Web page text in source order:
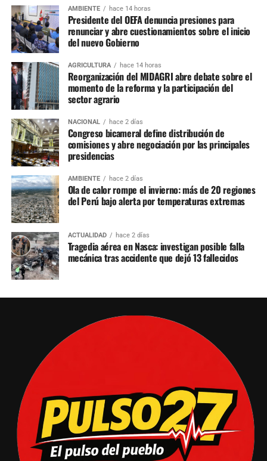
AMBIENTE hace 14 horas
Presidente del OEFA denuncia presiones para
renunciar y abre cuestionamientos sobre el inicio
del nuevo Gobierno
AGRICULTURA hace 14 horas
Reorganización del MIDAGRI abre debate sobre el
momento de la reforma y la participación del
sector agrario
NACIONAL hace 2 días
Congreso bicameral define distribución de
comisiones y abre negociación por las principales
presidencias
AMBIENTE hace 2 días
Ola de calor rompe el invierno: más de 20 regiones
del Perú bajo alerta por temperaturas extremas
ACTUALIDAD hace 2 días
Tragedia aérea en Nasca: investigan posible falla
mecánica tras accidente que dejó 13 fallecidos